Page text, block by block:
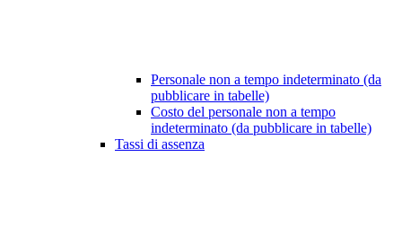
Personale non a tempo indeterminato (da
pubblicare in tabelle)
Costo del personale non a tempo
indeterminato (da pubblicare in tabelle)
Tassi di assenza